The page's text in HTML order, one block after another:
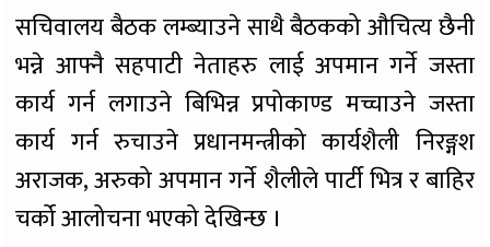
सचिवालय बैठक लम्ब्याउने साथै बैठकको औचित्य छैनी
भन्ने आफ्नै सहपाटी नेताहरु लाई अपमान गर्ने जस्ता
कार्य गर्न लगाउने बिभिन्न प्रपोकाण्ड मच्चाउने जस्ता
कार्य गर्न रुचाउने प्रधानमन्त्रीको कार्यशैली निरङ्गश
अराजक, अरुको अपमान गर्ने शैलीले पार्टी भित्र र बाहिर
चर्को आलोचना भएको देखिन्छ ।